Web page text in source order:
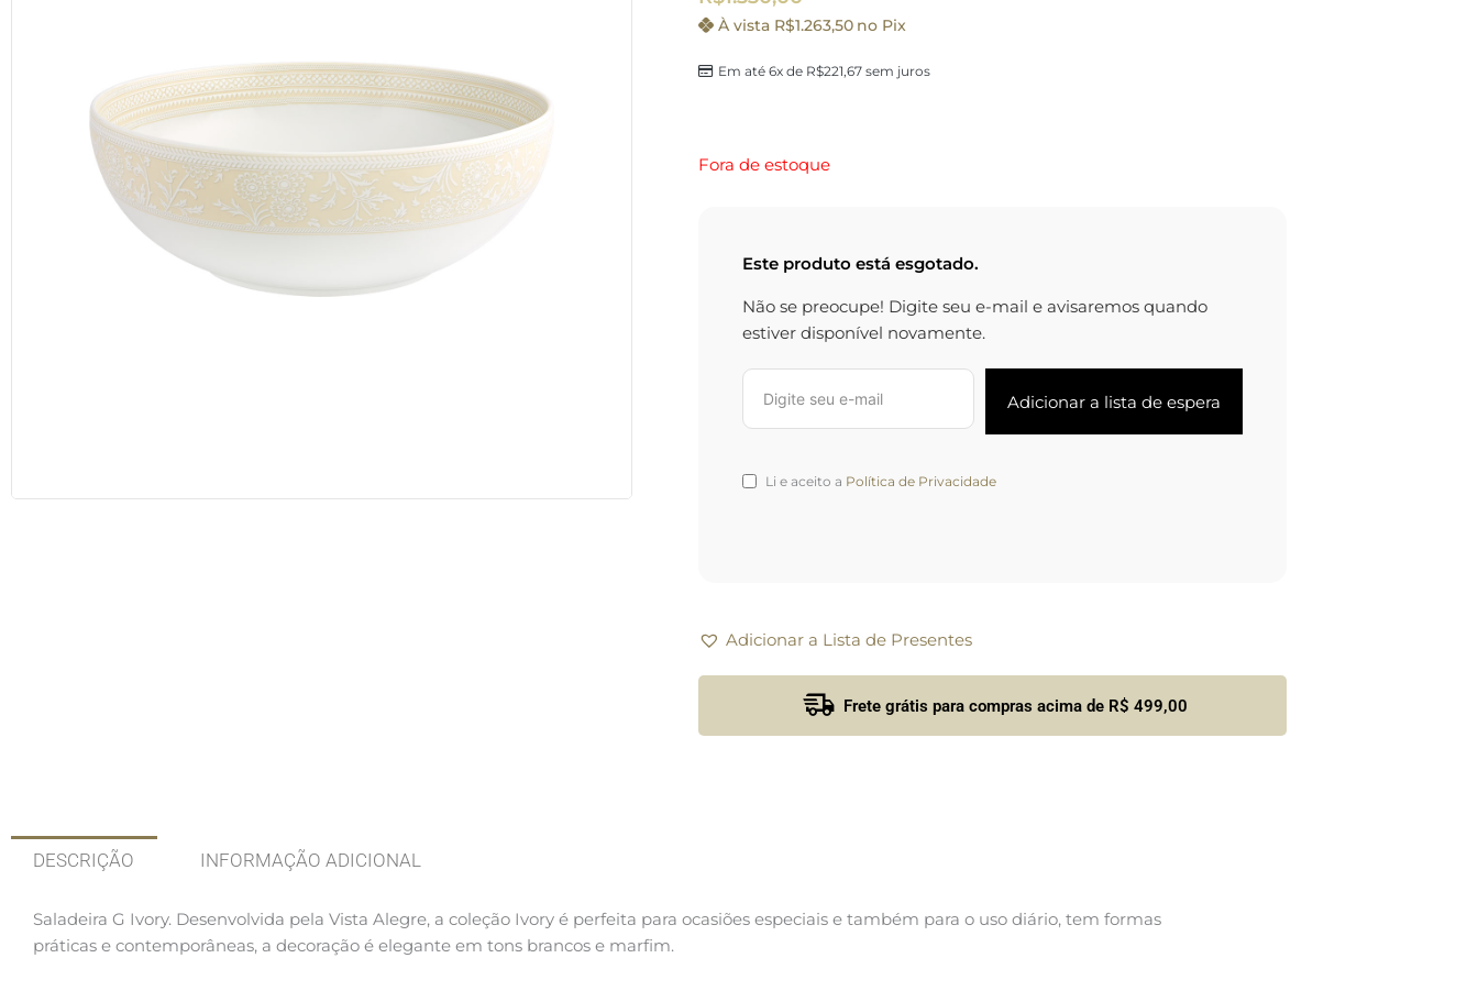
Em até 6x de R$221,67sem juros
À vista R$1.263,50 no Pix
Fora de estoque
Este produto está esgotado.
Não se preocupe! Digite seu e-mail e avisaremos quando
estiver disponível novamente.
Li e aceito a Política de Privacidade
Adicionar a Lista de Presentes
Frete grátis para compras acima de R$ 499,00
DESCRIÇÃO INFORMAÇÃO ADICIONAL
Saladeira G Ivory. Desenvolvida pela Vista Alegre, a coleção Ivory é perfeita para ocasiões especiais e também para o uso diário, tem formas
práticas e contemporâneas, a decoração é elegante em tons brancos e marfim.